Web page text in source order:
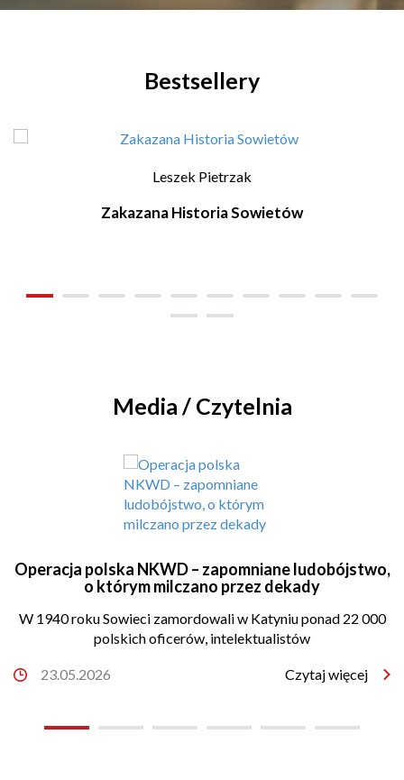
Bestsellery
Leszek Pietrzak
Zakazana Historia Sowietów
Media / Czytelnia
Operacja polska NKWD – zapomniane ludobójstwo,
o którym milczano przez dekady
W 1940 roku Sowieci zamordowali w Katyniu ponad 22 000
polskich oficerów, intelektualistów
23.05.2026 Czytaj więcej